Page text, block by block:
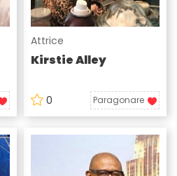
Attrice
Kirstie Alley
0 Paragonare